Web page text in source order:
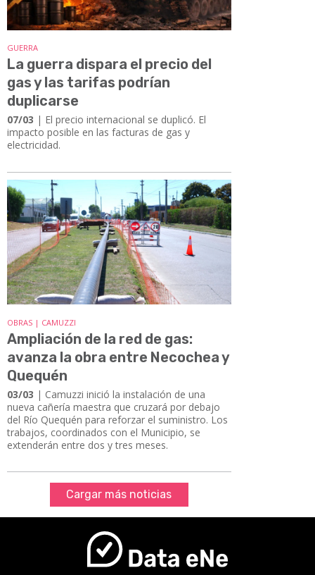
GUERRA
La guerra dispara el precio del
gas y las tarifas podrían
duplicarse
07/03 | El precio internacional se duplicó. El
impacto posible en las facturas de gas y
electricidad.
OBRAS | CAMUZZI
Ampliación de la red de gas:
avanza la obra entre Necochea y
Quequén
03/03 | Camuzzi inició la instalación de una
nueva cañería maestra que cruzará por debajo
del Río Quequén para reforzar el suministro. Los
trabajos, coordinados con el Municipio, se
extenderán entre dos y tres meses.
Cargar más noticias